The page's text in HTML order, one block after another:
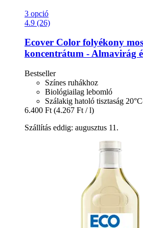
3 opció
4.9 (26)
Ecover Color folyékony
koncentrátum -​ Almavirág
Bestseller
Színes ruhákhoz
Biológiailag lebomló
Szálakig hatoló tisztaság
6.400 Ft (4.267 Ft / l)
Szállítás eddig: augusztus 11.